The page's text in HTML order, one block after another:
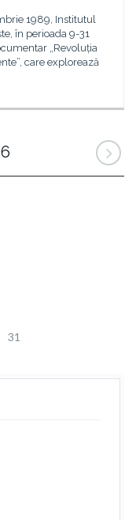
1989, Institutul
în perioada 9-31
„Revoluția
care explorează
31